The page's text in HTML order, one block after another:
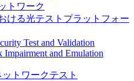
トワーク
ける光テストプラットフォー
Test and Validation
Impairment and Emulation
トワークテスト